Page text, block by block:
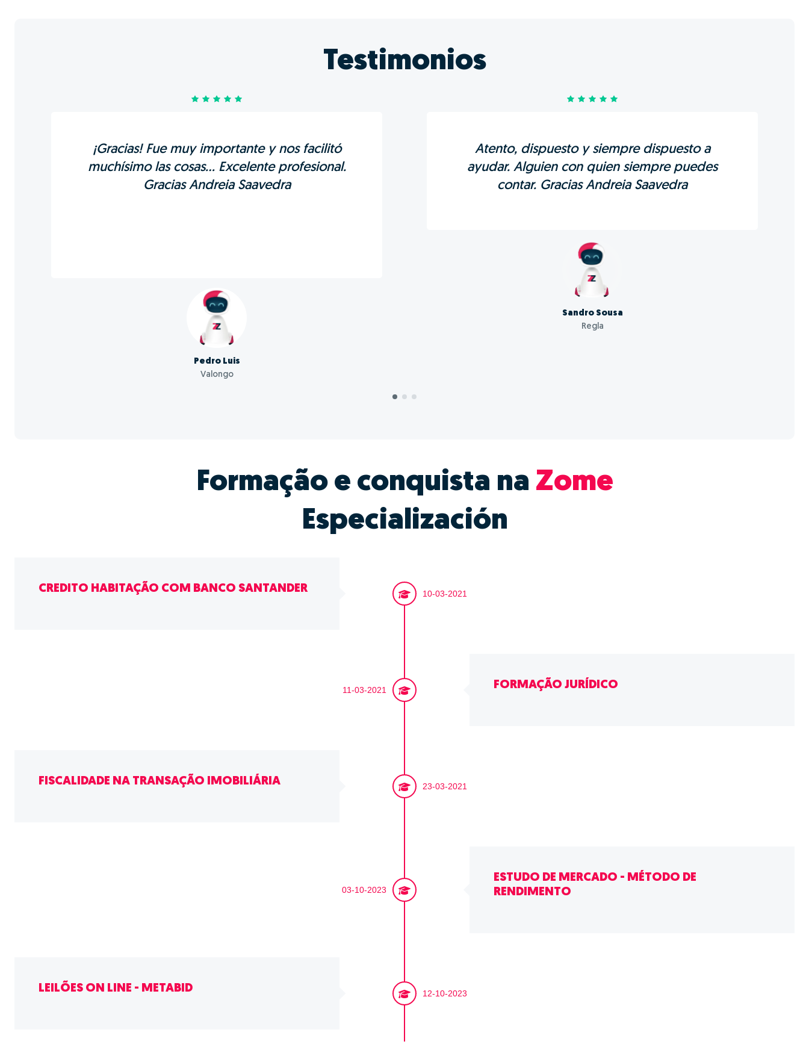
Testimonios
¡Gracias! Fue muy importante y nos facilitó
muchísimo las cosas... Excelente profesional.
Gracias Andreia Saavedra
Pedro Luis
Valongo
Atento, dispuesto y siempre dispuesto a
ayudar. Alguien con quien siempre puedes
contar. Gracias Andreia Saavedra
Sandro Sousa
Regla
Formação e conquista na Zome
Especialización
10-03-2021
CREDITO HABITAÇÃO COM BANCO SANTANDER
11-03-2021 FORMAÇÃO JURÍDICO
23-03-2021
FISCALIDADE NA TRANSAÇÃO IMOBILIÁRIA
03-10-2023
ESTUDO DE MERCADO - MÉTODO DE
RENDIMENTO
12-10-2023
LEILÕES ON LINE - METABID